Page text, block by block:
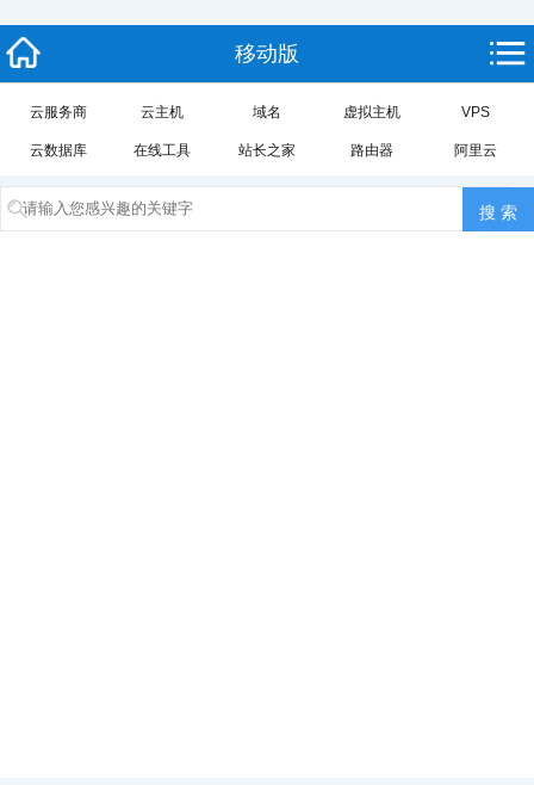
移动版
云服务商 云主机 域名 虚拟主机 VPS
云数据库 在线工具 站长之家 路由器 阿里云